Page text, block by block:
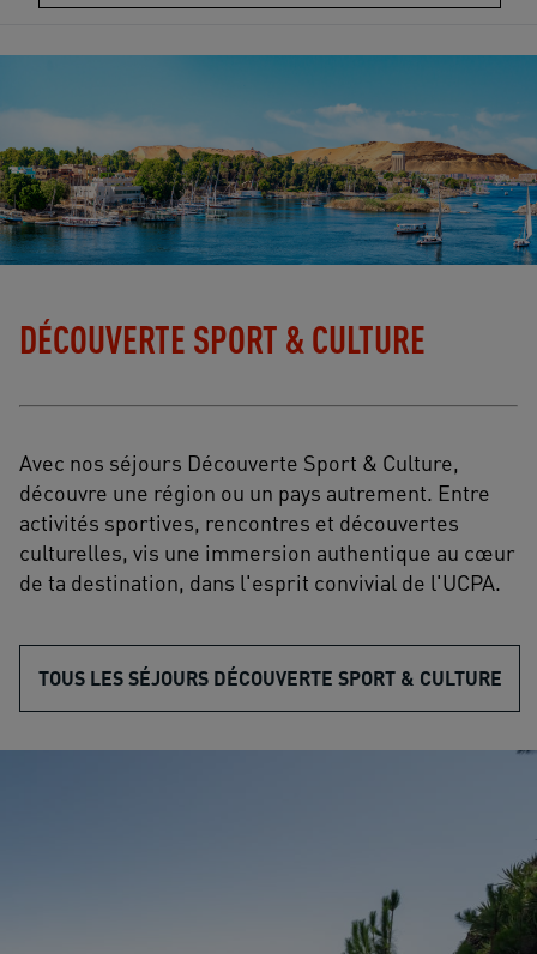
DÉCOUVERTE SPORT & CULTURE
Avec nos séjours Découverte Sport & Culture,
découvre une région ou un pays autrement. Entre
activités sportives, rencontres et découvertes
culturelles, vis une immersion authentique au cœur
de ta destination, dans l'esprit convivial de l'UCPA.
TOUS LES SÉJOURS DÉCOUVERTE SPORT & CULTURE